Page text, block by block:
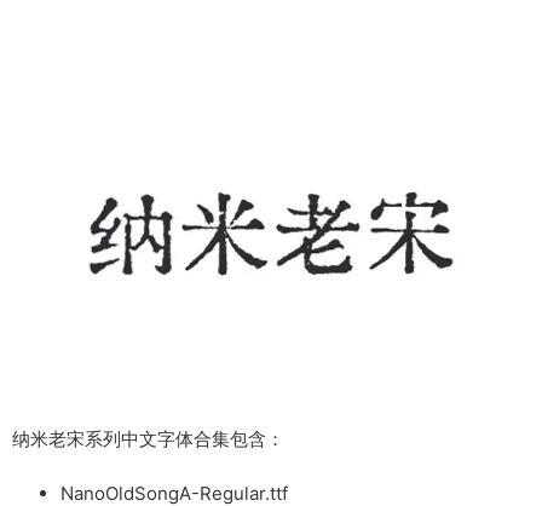
纳米老宋系列中文字体合集包含：
NanoOldSongA-Regular.ttf